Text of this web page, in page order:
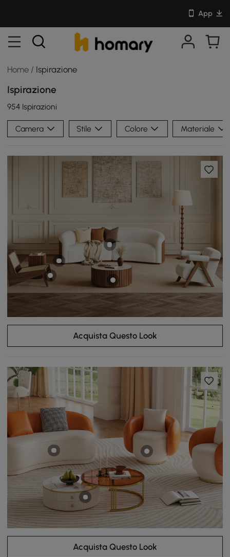
App
Home / Ispirazione
Ispirazione
954 Ispirazioni
Camera Stile Colore Materiale
Acquista Questo Look
Acquista Questo Look